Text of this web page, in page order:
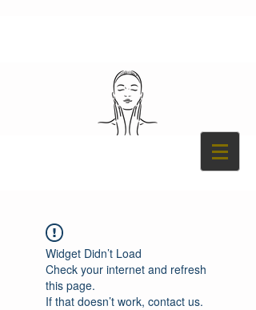
Widget Didn’t Load
Check your internet and refresh
this page.
If that doesn’t work, contact us.